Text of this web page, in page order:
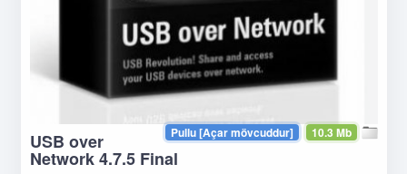
10.3 Mb
Pullu [Açar mövcuddur]
USB over
Network 4.7.5 Final